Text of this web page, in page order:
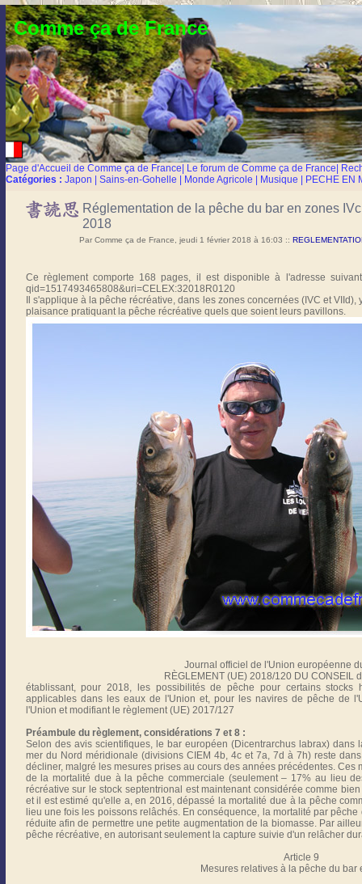
Comme ça de France
Page d'Accueil de Comme ça de France| Le forum de Comme ça de France|
Catégories : Japon |Sains-en-Gohelle | Monde Agricole | Musique | PECHE EN
Réglementation de la pêche du bar en zones
2018
Par Comme ça de France, jeudi 1 février 2018 à 16:03 ::
Ce règlement comporte 168 pages, il est disponible à l'adresse
qid=1517493465808&uri=CELEX:32018R0120
Il s'applique à la pêche récréative, dans les zones concernées (IVC et
plaisance pratiquant la pêche récréative quels que soient leurs pavillons.
Journal officiel de l'Union européenne
RÈGLEMENT (UE) 2018/120 DU CONSEIL
établissant, pour 2018, les possibilités de pêche pour certains stocks
applicables dans les eaux de l'Union et, pour les navires de pêche de
l'Union et modifiant le règlement (UE) 2017/127
Préambule du règlement, considérations 7 et 8 :
Selon des avis scientifiques, le bar européen (Dicentrarchus labrax)
mer du Nord méridionale (divisions CIEM 4b, 4c et 7a, 7d à 7h) reste
décliner, malgré les mesures prises au cours des années précédentes.
de la mortalité due à la pêche commerciale (seulement – 17% au lieu
récréative sur le stock septentrional est maintenant considérée comme
et il est estimé qu'elle a, en 2016, dépassé la mortalité due à la pêche
lieu une fois les poissons relâchés. En conséquence, la mortalité par
réduite afin de permettre une petite augmentation de la biomasse. Par
pêche récréative, en autorisant seulement la capture suivie d'un relâcher
Article 9
Mesures relatives à la pêche du bar